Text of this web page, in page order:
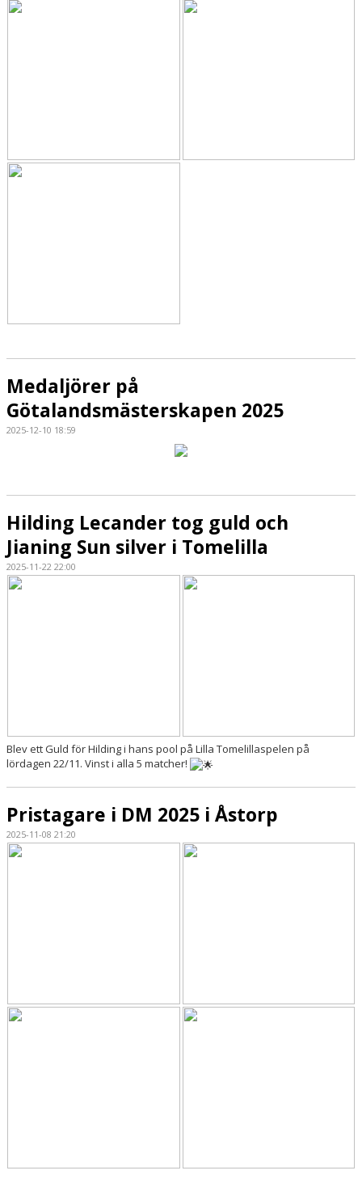
Medaljörer på
Götalandsmästerskapen 2025
2025-12-10 18:59
Hilding Lecander tog guld och
Jianing Sun silver i Tomelilla
2025-11-22 22:00
Blev ett Guld för Hilding i hans pool på Lilla Tomelillaspelen på
lördagen 22/11. Vinst i alla 5 matcher!
Pristagare i DM 2025 i Åstorp
2025-11-08 21:20